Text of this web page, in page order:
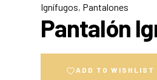
Ignífugos, Pantalones
Pantalón
ADD TO WISHLIST